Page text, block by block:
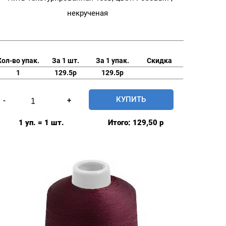
некрученая
во упак. За 1 шт. За 1 упак.
Скидка
1
129.5р 129.5р
-
товара
Нить
некрученая
+ КУПИТЬ
1 уп. = 1 шт. Итого: 129,50 р